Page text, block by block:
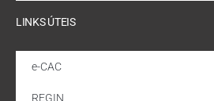
LINKS ÚTEIS
e-CAC
REGIN